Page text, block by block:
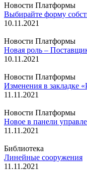
Новости Платформы
Выбирайте форму
10.11.2021
Новости Платформы
Новая роль –
10.11.2021
Новости Платформы
Изменения в закладке
11.11.2021
Новости Платформы
Новое в панели
11.11.2021
Библиотека
Линейные сооружения
11.11.2021